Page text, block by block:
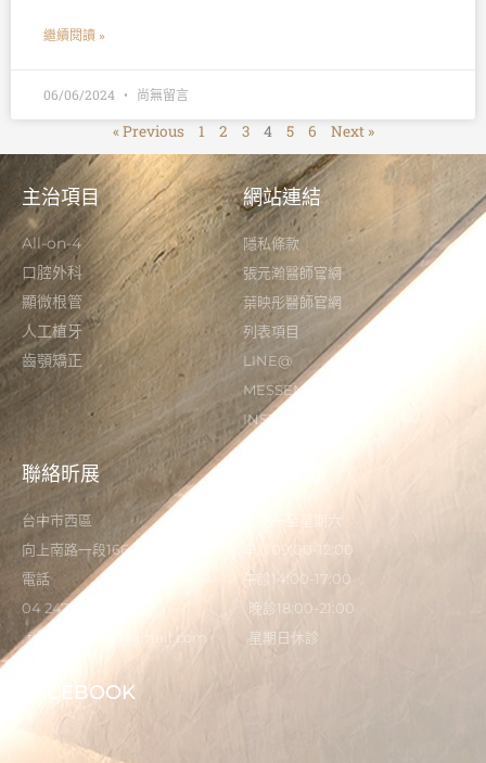
繼續閱讀 »
06/06/2024 尚無留言
« Previous 1 2 3 4 5 6 Next »
主治項目
All-on-4
口腔外科
顯微根管
人工植牙
齒顎矯正
網站連結
隱私條款
張元瀚醫師官網
葉映彤醫師官網
列表項目
LINE@
MESSENGER
INSTAGRAM
聯絡昕展
台中市西區
向上南路一段166-5號
電話
04 2473 0325
flystardental@gmail.com
星期一至星期六
早診09:00-12:00
午診14:00-17:00
晚診18:00-21:00
星期日休診
FACEBOOK